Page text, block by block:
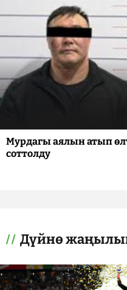
Мурдагы аялын атып
соттолду
Дүйнө